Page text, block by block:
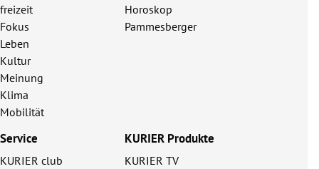
freizeit
Fokus
Leben
Kultur
Meinung
Klima
Mobilität
Horoskop
Pammesberger
Service
KURIER club
KURIER Produkte
KURIER TV